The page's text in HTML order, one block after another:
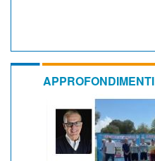
APPROFONDIMENTI